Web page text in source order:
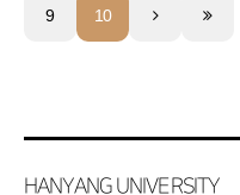
9 10
HANYANG UNIVERSITY